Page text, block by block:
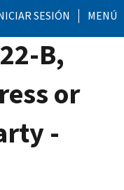
SESIÓN MENÚ
B,
or
-